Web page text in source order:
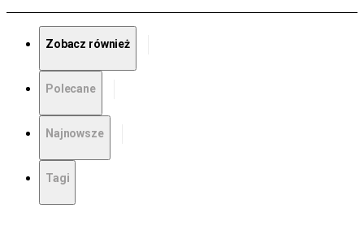
Zobacz również
Polecane
Najnowsze
Tagi